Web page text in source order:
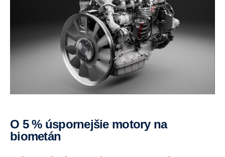
O 5 % úspornejšie motory na
biometán